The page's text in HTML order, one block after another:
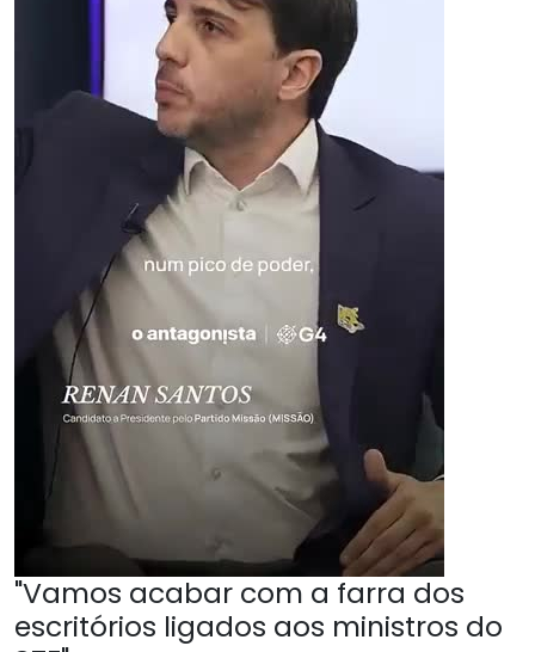
"Vamos acabar com a farra dos
escritórios ligados aos ministros do